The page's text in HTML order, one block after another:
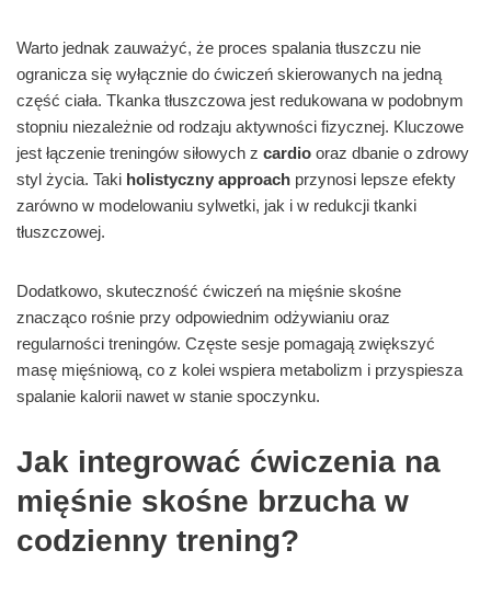
Warto jednak zauważyć, że proces spalania tłuszczu nie
ogranicza się wyłącznie do ćwiczeń skierowanych na jedną
część ciała. Tkanka tłuszczowa jest redukowana w podobnym
stopniu niezależnie od rodzaju aktywności fizycznej. Kluczowe
jest łączenie treningów siłowych z cardio oraz dbanie o zdrowy
styl życia. Taki holistyczny approach przynosi lepsze efekty
zarówno w modelowaniu sylwetki, jak i w redukcji tkanki
tłuszczowej.
Dodatkowo, skuteczność ćwiczeń na mięśnie skośne
znacząco rośnie przy odpowiednim odżywianiu oraz
regularności treningów. Częste sesje pomagają zwiększyć
masę mięśniową, co z kolei wspiera metabolizm i przyspiesza
spalanie kalorii nawet w stanie spoczynku.
Jak integrować ćwiczenia na
mięśnie skośne brzucha w
codzienny trening?